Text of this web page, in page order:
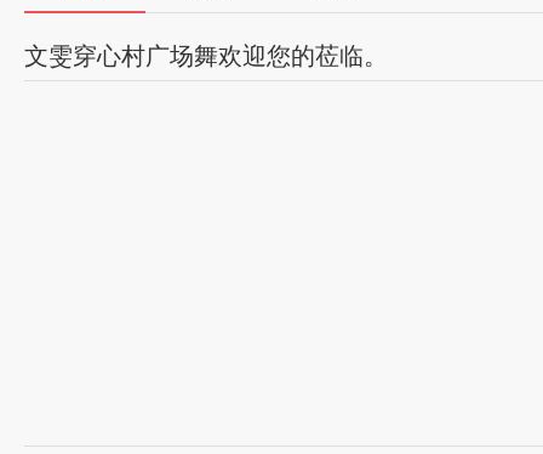
文雯穿心村广场舞欢迎您的莅临。